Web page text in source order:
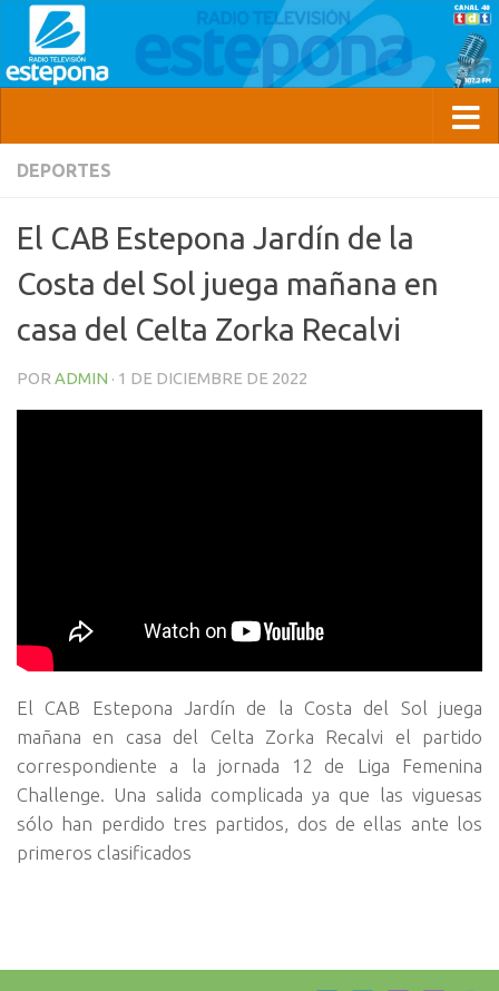
DEPORTES
El CAB Estepona Jardín de la
Costa del Sol juega mañana en
casa del Celta Zorka Recalvi
POR ADMIN · 1 DE DICIEMBRE DE 2022
El CAB Estepona Jardín de la Costa del Sol juega
mañana en casa del Celta Zorka Recalvi el partido
correspondiente a la jornada 12 de Liga Femenina
Challenge. Una salida complicada ya que las viguesas
sólo han perdido tres partidos, dos de ellas ante los
primeros clasificados